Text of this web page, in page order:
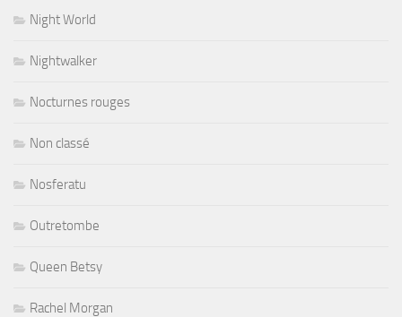
Night World
Nightwalker
Nocturnes rouges
Non classé
Nosferatu
Outretombe
Queen Betsy
Rachel Morgan